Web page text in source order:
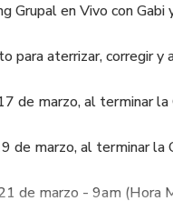
Grupal en Vivo con Gabi
para aterrizar, corregir y
de marzo, al terminar la
de marzo, al terminar la
de marzo - 9am (Hora